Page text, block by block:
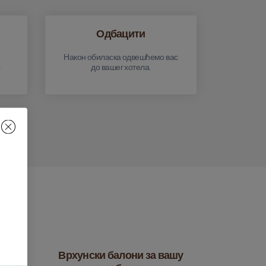
Одбацити
Након обиласка одвешћемо вас
до вашег хотела.
Врхунски балони за вашу